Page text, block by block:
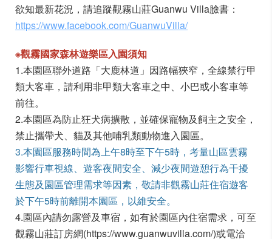
欲知最新花況，請追蹤觀霧山莊Guanwu Villa臉書：
https://www.facebook.com/GuanwuVilla/
※觀霧國家森林遊樂區入園須知
1.本園區聯外道路「大鹿林道」因路幅狹窄，全線禁行甲
類大客車，請利用非甲類大客車之中、小巴或小客車等
前往。
2.本園區為防止狂犬病擴散，並確保寵物及飼主之安全，
禁止攜帶犬、貓及其他哺乳類動物進入園區。
3.本園區服務時間為上午8時至下午5時，考量山區雲霧
影響行車視線、遊客夜間安全、減少夜間遊憩行為干擾
生態及園區管理需求等因素，敬請非觀霧山莊住宿遊客
於下午5時前離開本園區，以維安全。
4.園區內請勿露營及車宿，如有於園區內住宿需求，可至
觀霧山莊訂房網(https://www.guanwuvilla.com/)或電洽